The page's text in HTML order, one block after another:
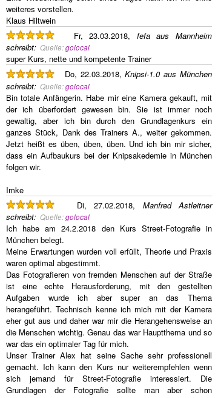
weiteres vorstellen.
Klaus Hiltwein
Fr, 23.03.2018, fefa aus Mannheim
schreibt: Quelle:golocal
super Kurs, nette und kompetente Trainer
Do, 22.03.2018,Knipsi-1.0 aus München
schreibt: Quelle:golocal
Bin totale Anfängerin. Habe mir eine Kamera gekauft, mit
der ich überfordert gewesen bin. Sie ist immer noch
gewaltig, aber ich bin durch den Grundlagenkurs ein
ganzes Stück, Dank des Trainers A., weiter gekommen.
Jetzt heißt es üben, üben, üben. Und ich bin mir sicher,
dass ein Aufbaukurs bei der Knipsakedemie in München
folgen wir.
Imke
Di, 27.02.2018, Manfred Astleitner
schreibt: Quelle:golocal
Ich habe am 24.2.2018 den Kurs Street-Fotografie in
München belegt.
Meine Erwartungen wurden voll erfüllt, Theorie und Praxis
waren optimal abgestimmt.
Das Fotografieren von fremden Menschen auf der Straße
ist eine echte Herausforderung, mit den gestellten
Aufgaben wurde ich aber super an das Thema
herangeführt. Technisch kenne ich mich mit der Kamera
eher gut aus und daher war mir die Herangehensweise an
die Menschen wichtig. Genau das war Hauptthema und so
war das ein optimaler Tag für mich.
Unser Trainer Alex hat seine Sache sehr professionell
gemacht. Ich kann den Kurs nur weiterempfehlen wenn
sich jemand für Street-Fotografie interessiert. Die
Grundlagen der Fotografie sollte man aber schon